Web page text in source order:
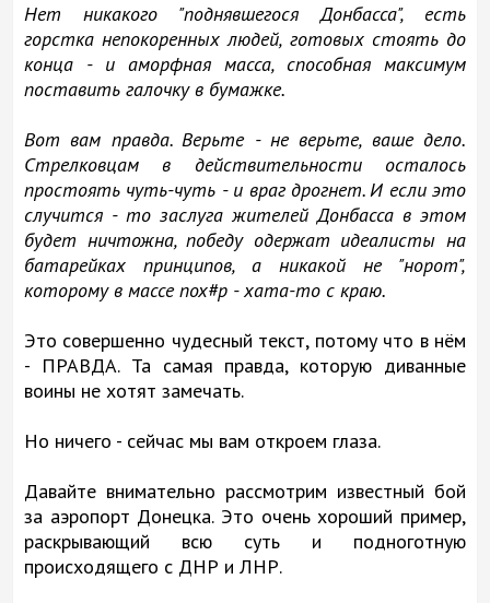
Нет никакого "поднявшегося Донбасса", есть
горстка непокоренных людей, готовых стоять до
конца - и аморфная масса, способная максимум
поставить галочку в бумажке.
Вот вам правда. Верьте - не верьте, ваше дело.
Стрелковцам в действительности осталось
простоять чуть-чуть - и враг дрогнет. И если это
случится - то заслуга жителей Донбасса в этом
будет ничтожна, победу одержат идеалисты на
батарейках принципов, а никакой не "норот",
которому в массе пох#р - хата-то с краю.
Это совершенно чудесный текст, потому что в нём
- ПРАВДА. Та самая правда, которую диванные
воины не хотят замечать.
Но ничего - сейчас мы вам откроем глаза.
Давайте внимательно рассмотрим известный бой
за аэропорт Донецка. Это очень хороший пример,
раскрывающий всю суть и подноготную
происходящего с ДНР и ЛНР.